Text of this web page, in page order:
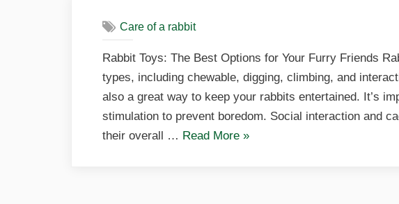
Care of a rabbit
Rabbit Toys: The Best Options for Your Furry Friends
types, including chewable, digging, climbing, and
also a great way to keep your rabbits entertained. It’s
stimulation to prevent boredom. Social interaction and
their overall … Read More«Rabbit
»